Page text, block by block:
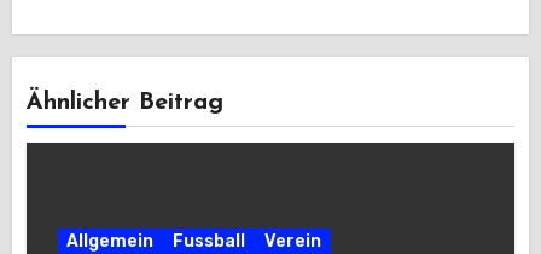
Ähnlicher Beitrag
Allgemein Fussball Verein